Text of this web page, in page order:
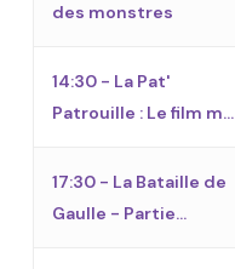
des monstres
14:30 - La Pat'
Patrouille : Le film m...
17:30 - La Bataille de
Gaulle - Partie...